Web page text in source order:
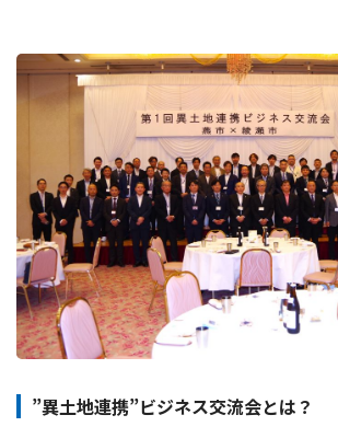
”異土地連携”ビジネス交流会とは？